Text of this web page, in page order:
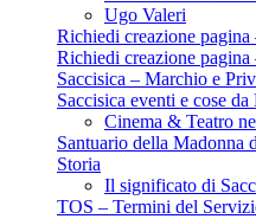
Ugo Valeri
Richiedi creazione
Richiedi creazione
Saccisica – Marchio e
Saccisica eventi e cose da
Cinema & Teatro
Santuario della Madonna
Storia
Il significato di
TOS – Termini del